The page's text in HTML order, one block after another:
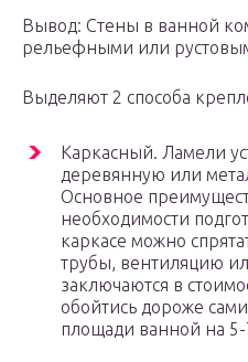
Вывод: Стены в ванной
рельефными или
Выделяют 2 способа
Каркасный. Ламели
деревянную или
Основное
необходимости
каркасе можно
трубы, вентиляцию
заключаются в
обойтись дороже
площади ванной на 5-